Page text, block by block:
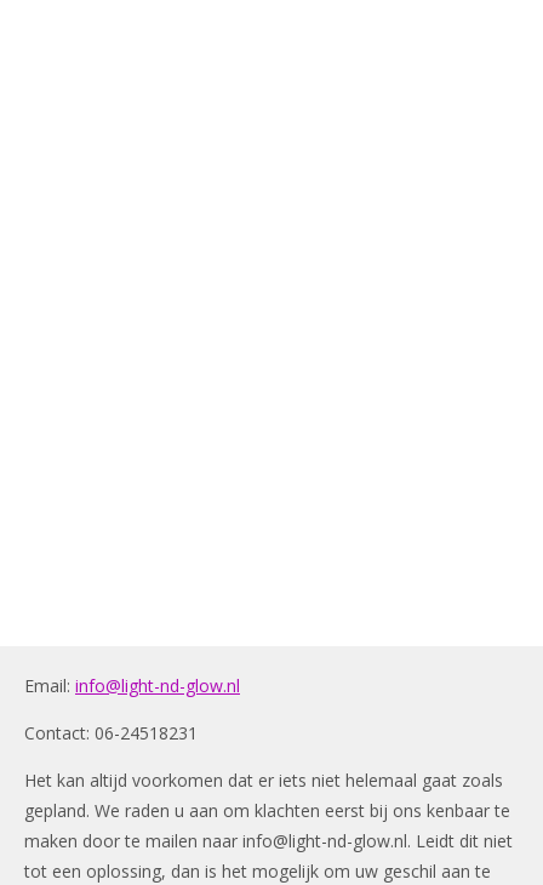
Email: info@light-nd-glow.nl
Contact: 06-24518231
Het kan altijd voorkomen dat er iets niet helemaal gaat zoals
gepland. We raden u aan om klachten eerst bij ons kenbaar te
maken door te mailen naar info@light-nd-glow.nl. Leidt dit niet
tot een oplossing, dan is het mogelijk om uw geschil aan te